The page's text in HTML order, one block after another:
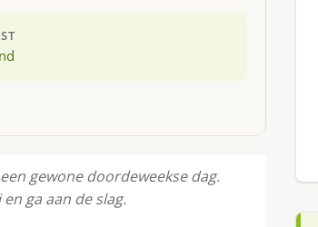
gewone doordeweekse dag.
ga aan de slag.